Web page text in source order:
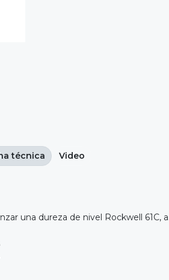
una dureza de nivel Rockwell
técnica Video